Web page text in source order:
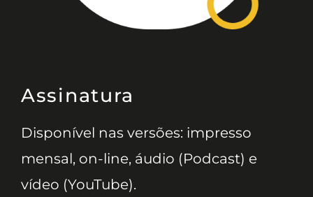
Assinatura
Disponível nas versões: impresso
mensal, on-line, áudio (Podcast) e
vídeo (YouTube).